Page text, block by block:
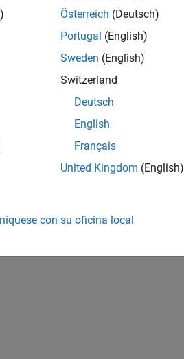
Österreich (Deutsch)
Portugal (English)
Sweden (English)
Switzerland
Deutsch
English
Français
United Kingdom (English)
con su oficina local